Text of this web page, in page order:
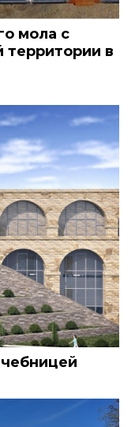
мола с
территории в